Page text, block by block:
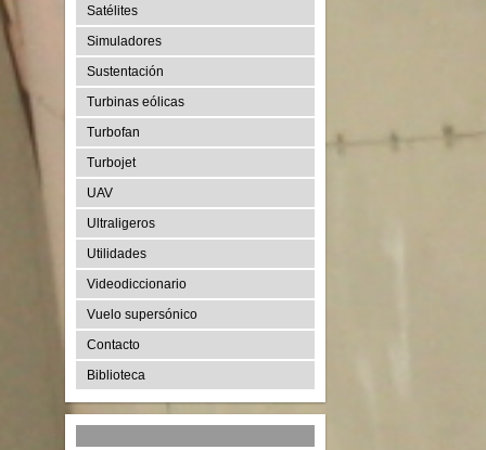
Satélites
Simuladores
Sustentación
Turbinas eólicas
Turbofan
Turbojet
UAV
Ultraligeros
Utilidades
Videodiccionario
Vuelo supersónico
Contacto
Biblioteca